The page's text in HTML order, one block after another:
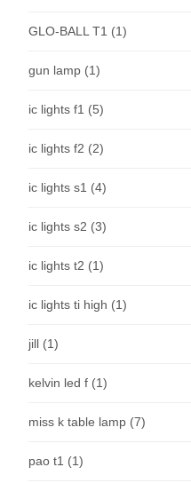
GLO-BALL T1 (1)
gun lamp (1)
ic lights f1 (5)
ic lights f2 (2)
ic lights s1 (4)
ic lights s2 (3)
ic lights t2 (1)
ic lights ti high (1)
jill (1)
kelvin led f (1)
miss k table lamp (7)
pao t1 (1)